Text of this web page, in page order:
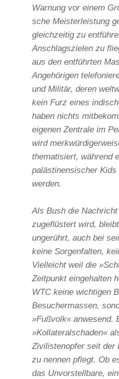
Warnung vor einem
sche Meisterleistung
gleichzeitig zu
Anschlagszielen zu
aus den entführten
Angehörigen
und Militär, deren
kein Furz eines
haben nichts
eigenen Zentrale im
wird
thematisiert, während
palästinensischer
werden.
Als Bush die
zugeflüstert wird,
ungerührt, auch bei
keine Sorgenfalten,
Vielleicht weil die
Zeitpunkt eingehalten
WTC keine wichtigen
Besuchermassen,
»Fußvolk« anwesend.
»Kollateralschaden«
Zivilistenopfer seit der
zu nennen pflegt. Ob
das Unvorstellbare,